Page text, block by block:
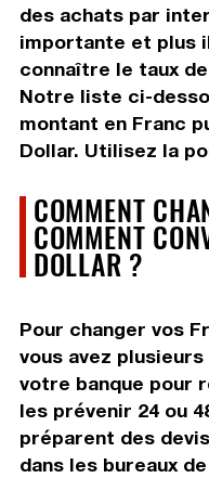
des achats par
importante et plus
connaître le taux
Notre liste ci-
montant en Franc
Dollar. Utilisez la
COMMENT
COMMENT
DOLLAR ?
Pour changer vos
vous avez
votre banque pour
les prévenir 24 ou
préparent des
dans les bureaux